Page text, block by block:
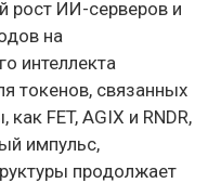
рост ИИ-серверов и
на
интеллекта
токенов, связанных
FET, AGIX и RNDR,
импульс,
продолжает